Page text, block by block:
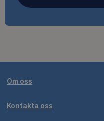
Om oss
Kontakta oss